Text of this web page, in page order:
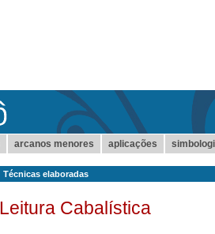
arcanos menores aplicações
Técnicas elaboradas
Cabalística